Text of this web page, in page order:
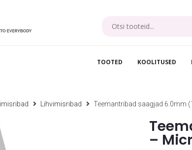
TOOTED KOOLITUSED
Lihvimisribad Teemantribad saagjad 6.0mm
–